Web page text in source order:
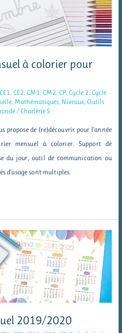
à colorier pour
CE1, CE2, CM1, CM2, CP, Cycle 2, Cycle
, Mathématiques, Niveaux, Outils
/ Charlène S
propose de (re)découvrir pour l’année
mensuel à colorier. Support de
du jour, outil de communication ou
d’usage sont multiples.
2019/2020